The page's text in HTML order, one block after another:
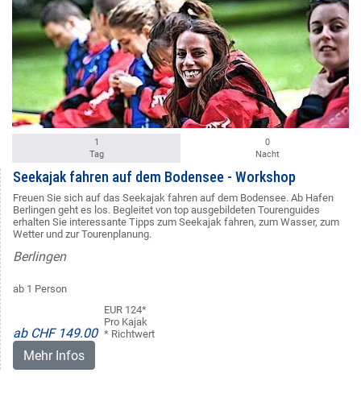
1
Tag
0
Nacht
Seekajak fahren auf dem Bodensee - Workshop
Freuen Sie sich auf das Seekajak fahren auf dem Bodensee. Ab Hafen
Berlingen geht es los. Begleitet von top ausgebildeten Tourenguides
erhalten Sie interessante Tipps zum Seekajak fahren, zum Wasser, zum
Wetter und zur Tourenplanung.
Berlingen
ab 1 Person
ab CHF 149.00
EUR 124*
Pro Kajak
* Richtwert
Mehr Infos